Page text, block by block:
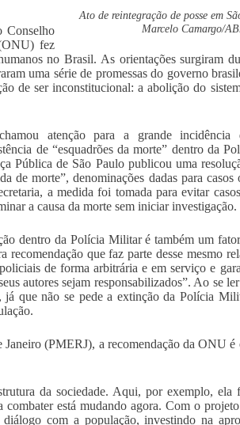
Ato de reintegração de posse em
Marcelo Camargo/
Conselho
fez
no Brasil. As orientações surgiram
uma série de promessas do governo
de ser inconstitucional: a abolição do
atenção para a grande incidência
de “esquadrões da morte” dentro da
Pública de São Paulo publicou uma
de morte”, denominações dadas para
a medida foi tomada para evitar
a causa da morte sem iniciar investigação.
dentro da Polícia Militar é também um
que faz parte desse mesmo
de forma arbitrária e em serviço e
autores sejam responsabilizados”. Ao se
que não se pede a extinção da Polícia
(PMERJ), a recomendação da ONU é
da sociedade. Aqui, por exemplo, ela
está mudando agora. Com o
com a população, investindo na